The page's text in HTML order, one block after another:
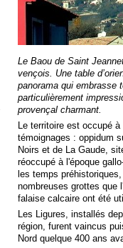
Le Baou de Saint
vençois. Une table
panorama qui embrasse
particulièrement
provençal charmant.
Le territoire est occupé
témoignages : oppidum
Noirs et de La Gaude,
réoccupé à l'époque
les temps
nombreuses grottes que
falaise calcaire ont été
Les Ligures, installés
région, furent vaincus
Nord quelque 400 ans